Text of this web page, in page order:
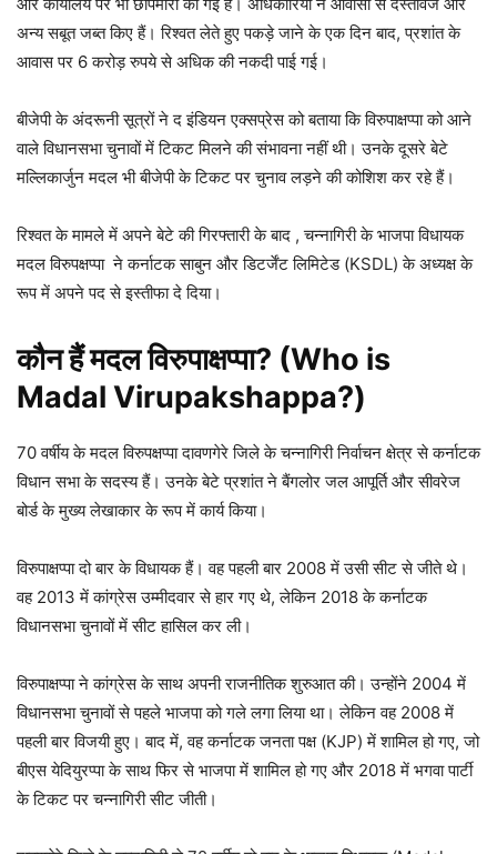
और कार्यालय पर भी छापेमारी की गई है। अधिकारियों ने आवासों से दस्तावेज और
अन्य सबूत जब्त किए हैं। रिश्वत लेते हुए पकड़े जाने के एक दिन बाद, प्रशांत के
आवास पर 6 करोड़ रुपये से अधिक की नकदी पाई गई।
बीजेपी के अंदरूनी सूत्रों ने द इंडियन एक्सप्रेस को बताया कि विरुपाक्षप्पा को आने
वाले विधानसभा चुनावों में टिकट मिलने की संभावना नहीं थी। उनके दूसरे बेटे
मल्लिकार्जुन मदल भी बीजेपी के टिकट पर चुनाव लड़ने की कोशिश कर रहे हैं।
रिश्वत के मामले में अपने बेटे की गिरफ्तारी के बाद , चन्नागिरी के भाजपा विधायक
मदल विरुपक्षप्पा ने कर्नाटक साबुन और डिटर्जेंट लिमिटेड (KSDL) के अध्यक्ष के
रूप में अपने पद से इस्तीफा दे दिया।
कौन हैं मदल विरुपाक्षप्पा? (Who is
Madal Virupakshappa?)
70 वर्षीय के मदल विरुपक्षप्पा दावणगेरे जिले के चन्नागिरी निर्वाचन क्षेत्र से कर्नाटक
विधान सभा के सदस्य हैं। उनके बेटे प्रशांत ने बैंगलोर जल आपूर्ति और सीवरेज
बोर्ड के मुख्य लेखाकार के रूप में कार्य किया।
विरुपाक्षप्पा दो बार के विधायक हैं। वह पहली बार 2008 में उसी सीट से जीते थे।
वह 2013 में कांग्रेस उम्मीदवार से हार गए थे, लेकिन 2018 के कर्नाटक
विधानसभा चुनावों में सीट हासिल कर ली।
विरुपाक्षप्पा ने कांग्रेस के साथ अपनी राजनीतिक शुरुआत की। उन्होंने 2004 में
विधानसभा चुनावों से पहले भाजपा को गले लगा लिया था। लेकिन वह 2008 में
पहली बार विजयी हुए। बाद में, वह कर्नाटक जनता पक्ष (KJP) में शामिल हो गए, जो
बीएस येदियुरप्पा के साथ फिर से भाजपा में शामिल हो गए और 2018 में भगवा पार्टी
के टिकट पर चन्नागिरी सीट जीती।